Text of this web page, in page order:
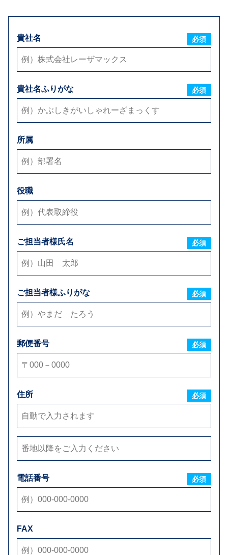
貴社名 必須
貴社名ふりがな 必須
所属
役職
ご担当者様氏名 必須
ご担当者様ふりがな 必須
郵便番号 必須
住所 必須
電話番号 必須
FAX
FAX番号
メールアドレス 必須
弊社からのお返事方法
E-mail
お電話 FAX
※可能な方法をすべてご選択下さい
お支払い条件
締日
毎月
お取引内容
ご要望
添付ファイル